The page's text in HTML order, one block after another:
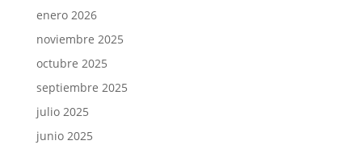
enero 2026
noviembre 2025
octubre 2025
septiembre 2025
julio 2025
junio 2025